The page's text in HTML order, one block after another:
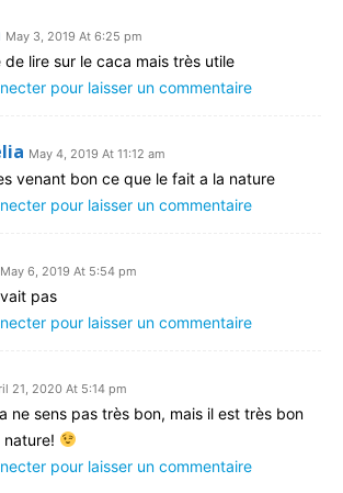
May 3, 2019 At 6:25 pm
de lire sur le caca mais très utile
pour laisser un commentaire
May 4, 2019 At 11:12 am
venant bon ce que le fait a la nature
pour laisser un commentaire
May 6, 2019 At 5:54 pm
pas
pour laisser un commentaire
21, 2020 At 5:14 pm
ne sens pas très bon, mais il est très bon
nature!
pour laisser un commentaire